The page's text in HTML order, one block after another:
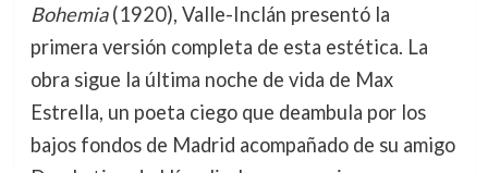
Bohemia(1920), Valle-Inclán presentó la
primera versión completa de esta estética. La
obra sigue la última noche de vida de Max
Estrella, un poeta ciego que deambula por los
bajos fondos de Madrid acompañado de su amigo